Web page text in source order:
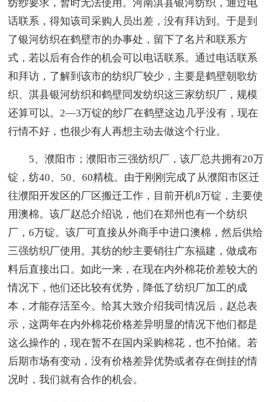
纺纱要求，暂时无法使用。河南淇县银河纺织，通过电
话联系，得知该司采购人员出差，没有拜访到。于是到
了银河纺织在鹤壁市的办事处，留下了名片和联系方
式，若以后有合作的机会可以电话联系。通过电话联系
和拜访，了解到该市的纺织厂较少，主要是鹤壁朝歌纺
织、淇县银河纺织和鹤壁同发纺织这三家纺织厂，规模
还算可以。2—3万锭的纱厂在鹤壁这边几乎没有，现在
行情不好，也很少有人再想主动去做这个行业。
5、濮阳市；濮阳市三强纺织厂，该厂总共拥有20万
锭，纺40、50、60精梳。由于刚刚完成了从濮阳市区迁
往濮阳开发区的厂区搬迁工作，目前开机8万锭，主要使
用澳棉。该厂赵总介绍说，他们在郑州也有一个纺织
厂，6万锭。该厂可直接从外商手中进口澳棉，然后供给
三强纺织厂使用。其纺的纱主要销往广东福建，做成布
料后直接出口。如此一来，在现在内外棉花价差较大的
情况下，他们还比较有优势，降低了纺织厂加工的成
本，才能存活至今。给其大致介绍我司情况后，赵总表
示，这两年在内外棉花价格差异明显的情况下他们都是
这么操作的，现在暂不在国内采购棉花，也不拍储。若
后期市场有变动，没有价格差异优势或者存在倒挂的情
况时，我们就有合作的机会。